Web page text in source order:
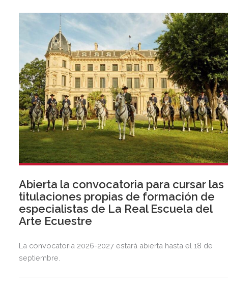
Abierta la convocatoria para cursar las
titulaciones propias de formación de
especialistas de La Real Escuela del
Arte Ecuestre
La convocatoria 2026-2027 estará abierta hasta el 18 de
septiembre.